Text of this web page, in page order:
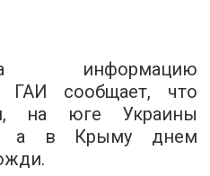
информацию
ГАИ сообщает, что
на юге Украины
а в Крыму днем